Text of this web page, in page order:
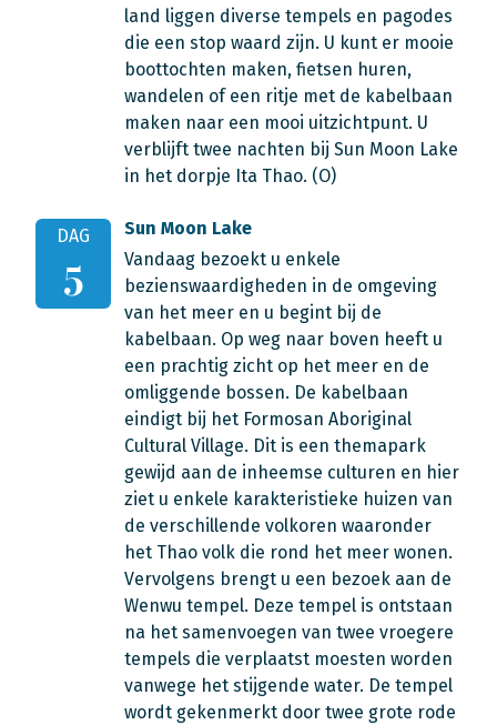
land liggen diverse tempels en pagodes
die een stop waard zijn. U kunt er mooie
boottochten maken, fietsen huren,
wandelen of een ritje met de kabelbaan
maken naar een mooi uitzichtpunt. U
verblijft twee nachten bij Sun Moon Lake
in het dorpje Ita Thao. (O)
DAG
5
Sun Moon Lake
Vandaag bezoekt u enkele
bezienswaardigheden in de omgeving
van het meer en u begint bij de
kabelbaan. Op weg naar boven heeft u
een prachtig zicht op het meer en de
omliggende bossen. De kabelbaan
eindigt bij het Formosan Aboriginal
Cultural Village. Dit is een themapark
gewijd aan de inheemse culturen en hier
ziet u enkele karakteristieke huizen van
de verschillende volkoren waaronder
het Thao volk die rond het meer wonen.
Vervolgens brengt u een bezoek aan de
Wenwu tempel. Deze tempel is ontstaan
na het samenvoegen van twee vroegere
tempels die verplaatst moesten worden
vanwege het stijgende water. De tempel
wordt gekenmerkt door twee grote rode